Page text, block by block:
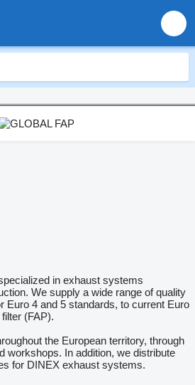
in exhaust systems
We supply a wide range of quality
Euro 4 and 5 standards, to current Euro
(FAP).
the European territory, through
workshops. In addition, we distribute
for DINEX exhaust systems.